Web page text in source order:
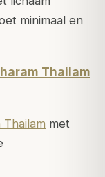
minimaal en
Thailam
met